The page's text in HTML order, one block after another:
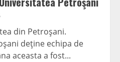
din Petroşani.
deţine echipa de
aceasta a fost...